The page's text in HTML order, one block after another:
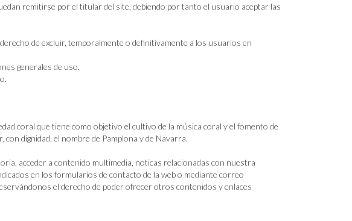
remitirse por el titular del site, debiendo por tanto el usuario aceptar las
de excluir, temporalmente o definitivamente a los usuarios en
generales de uso.
coral que tiene como objetivo el cultivo de la música coral y el fomento de
dignidad, el nombre de Pamplona y de Navarra.
acceder a contenido multimedia, noticas relacionadas con nuestra
en los formularios de contacto de la web o mediante correo
el derecho de poder ofrecer otros contenidos y enlaces